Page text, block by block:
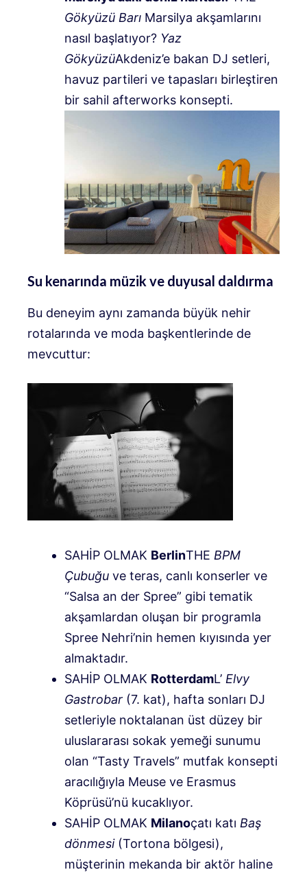
Gökyüzü Barı Marsilya akşamlarını
nasıl başlatıyor? Yaz
GökyüzüAkdeniz’e bakan DJ setleri,
havuz partileri ve tapasları birleştiren
bir sahil afterworks konsepti.
Su kenarında müzik ve duyusal daldırma
Bu deneyim aynı zamanda büyük nehir
rotalarında ve moda başkentlerinde de
mevcuttur:
SAHİP OLMAK BerlinTHE BPM
Çubuğu ve teras, canlı konserler ve
“Salsa an der Spree” gibi tematik
akşamlardan oluşan bir programla
Spree Nehri’nin hemen kıyısında yer
almaktadır.
SAHİP OLMAK RotterdamL’ Elvy
Gastrobar (7. kat), hafta sonları DJ
setleriyle noktalanan üst düzey bir
uluslararası sokak yemeği sunumu
olan “Tasty Travels” mutfak konsepti
aracılığıyla Meuse ve Erasmus
Köprüsü’nü kucaklıyor.
SAHİP OLMAK Milanoçatı katı Baş
dönmesi (Tortona bölgesi),
müşterinin mekanda bir aktör haline